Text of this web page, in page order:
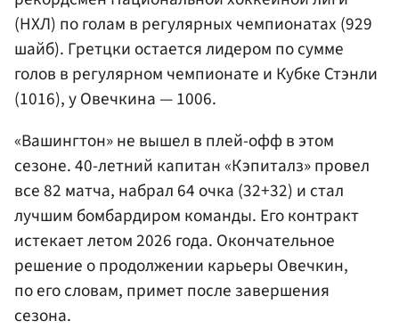
(НХЛ) по голам в регулярных чемпионатах (929
шайб). Гретцки остается лидером по сумме
голов в регулярном чемпионате и Кубке Стэнли
(1016), у Овечкина — 1006.
«Вашингтон» не вышел в плей-офф в этом
сезоне. 40-летний капитан «Кэпиталз» провел
все 82 матча, набрал 64 очка (32+32) и стал
лучшим бомбардиром команды. Его контракт
истекает летом 2026 года. Окончательное
решение о продолжении карьеры Овечкин,
по его словам, примет после завершения
сезона.